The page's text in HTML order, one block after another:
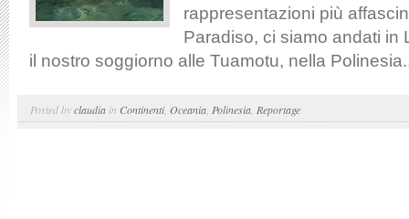
rappresentazioni più
Paradiso, ci siamo andati in
il nostro soggiorno alle Tuamotu, nella
Posted byclaudia in Continenti, Oceania Polinesia Reportage